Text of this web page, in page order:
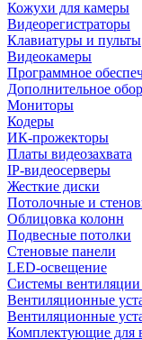
Кожухи для камеры
Видеорегистраторы
Клавиатуры и пульты
Видеокамеры
Программное
Дополнительное
Мониторы
Кодеры
ИК-прожекторы
Платы видеозахвата
IP-видеосерверы
Жесткие диски
Потолочные и
Облицовка колонн
Подвесные потолки
Стеновые панели
LED-освещение
Системы
Вентиляционные
Вентиляционные
Комплектующие для